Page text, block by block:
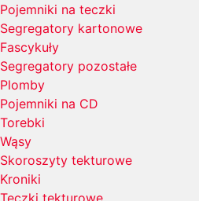
Pojemniki na teczki
Segregatory kartonowe
Fascykuły
Segregatory pozostałe
Plomby
Pojemniki na CD
Torebki
Wąsy
Skoroszyty tekturowe
Kroniki